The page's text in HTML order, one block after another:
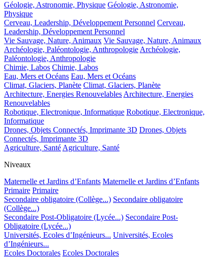
Géologie, Astronomie, Physique Géologie, Astronomie,
Physique
Cerveau, Leadership, Développement Personnel Cerveau,
Leadership, Développement Personnel
Vie Sauvage, Nature, Animaux Vie Sauvage, Nature, Animaux
Archéologie, Paléontologie, AnthropologieArchéologie,
Paléontologie, Anthropologie
Chimie, Labos Chimie, Labos
Eau, Mers et Océans Eau, Mers et Océans
Climat, Glaciers, Planète Climat, Glaciers, Planète
Architecture, Energies RenouvelablesArchitecture, Energies
Renouvelables
Robotique, Electronique, Informatique Robotique, Electronique,
Informatique
Drones, Objets Connectés, Imprimante 3D Drones, Objets
Connectés, Imprimante 3D
Agriculture, SantéAgriculture, Santé
Niveaux
Maternelle et Jardins d’Enfants Maternelle et Jardins d’Enfants
Primaire Primaire
Secondaire obligatoire (Collège...) Secondaire obligatoire
(Collège...)
Secondaire Post-Obligatoire (Lycée...) Secondaire Post-
Obligatoire (Lycée...)
Universités, Ecoles d’Ingénieurs... Universités, Ecoles
d’Ingénieurs...
Ecoles Doctorales Ecoles Doctorales